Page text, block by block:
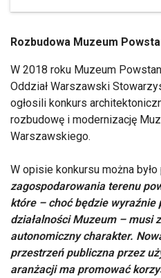
Rozbudowa Muzeum
W 2018 roku Muzeum
Oddział Warszawski
ogłosili konkurs
rozbudowę i modernizację
Warszawskiego.
W opisie konkursu można
zagospodarowania terenu
które – choć będzie wyraźnie
działalności Muzeum – musi
autonomiczny charakter.
przestrzeń publiczna przez
aranżacji ma promować